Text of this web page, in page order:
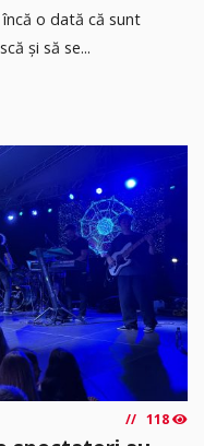
o dată că sunt
și să se...
118